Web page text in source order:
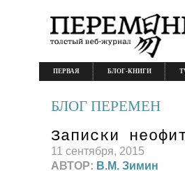
ПЕРВАЯ БЛОГ-КНИГИ
БЛОГ ПЕРЕМЕН
Записки
11 сентября, 2015
АВТОР: В.М. Зимин